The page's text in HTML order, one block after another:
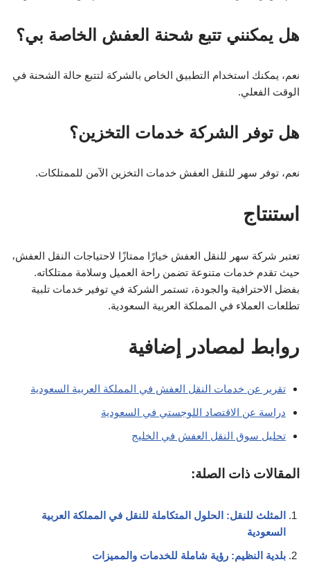
هل يمكنني تتبع شحنة العفش الخاصة بي؟
نعم، يمكنك استخدام التطبيق الخاص بالشركة لتتبع حالة الشحنة في
الوقت الفعلي.
هل توفر الشركة خدمات التخزين؟
نعم، توفر سهر للنقل العفش خدمات التخزين الآمن للممتلكات.
استنتاج
تعتبر شركة سهر للنقل العفش خيارًا ممتازًا لاحتياجات النقل العفش،
حيث تقدم خدمات متنوعة تضمن راحة العميل وسلامة ممتلكاته.
بفضل الاحترافية والجودة، تستمر الشركة في توفير خدمات تلبية
تطلعات العملاء في المملكة العربية السعودية.
روابط لمصادر إضافية
تقرير عن خدمات النقل العفش في المملكة العربية السعودية
دراسة عن الاقتصاد اللوجستي في السعودية
تحليل سوق النقل العفش في الخليج
المقالات ذات الصلة:
المثلث للنقل: الحلول المتكاملة للنقل في المملكة العربية
السعودية
بلدية النظيم: رؤية شاملة للخدمات والمميزات